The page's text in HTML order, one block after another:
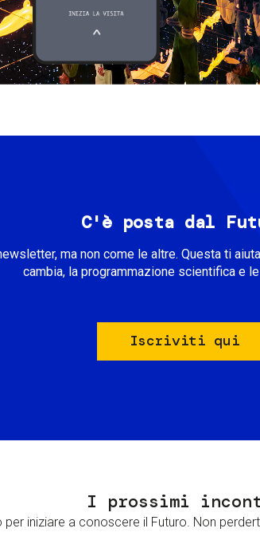
C'è posta dal
ma non come le altre. Questa ti
cambia, la programmazione scientifica e
Iscriviti qui
I prossimi
per iniziare a conoscere il Futuro. Non